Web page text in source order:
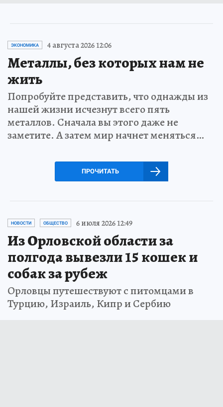
ЭКОНОМИКА 4 августа 2026 12:06
Металлы, без которых нам не
жить
Попробуйте представить, что однажды из
нашей жизни исчезнут всего пять
металлов. Сначала вы этого даже не
заметите. А затем мир начнет меняться…
ПРОЧИТАТЬ
НОВОСТИ ОБЩЕСТВО 6 июля 2026 12:49
Из Орловской области за
полгода вывезли 15 кошек и
собак за рубеж
Орловцы путешествуют с питомцами в
Турцию, Израиль, Кипр и Сербию